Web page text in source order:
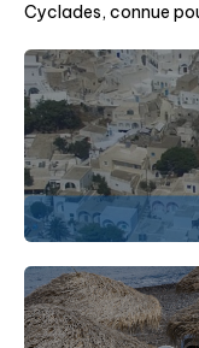
Cyclades, connue